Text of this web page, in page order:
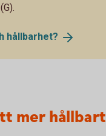
hållbarhet?
mer hållbart